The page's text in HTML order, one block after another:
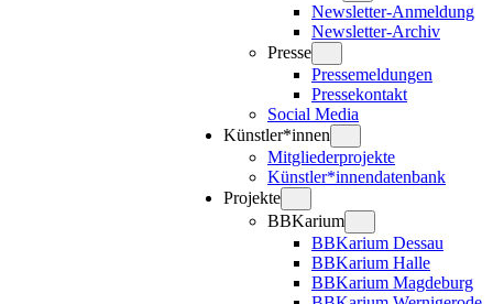
Newsletter-Anmeldung
Newsletter-Archiv
Presse
Pressemeldungen
Pressekontakt
Social Media
Künstler*innen
Mitgliederprojekte
Künstler*innendatenbank
Projekte
BBKarium
BBKarium Dessau
BBKarium Halle
BBKarium Magdeburg